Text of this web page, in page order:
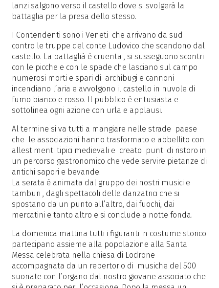
lanzi salgono verso il castello dove si svolgerà la
battaglia per la presa dello stesso.
I Contendenti sono i Veneti che arrivano da sud
contro le truppe del conte Ludovico che scendono dal
castello. La battaglià è cruenta , si susseguono scontri
con le picche e con le spade che lasciano sul campo
numerosi morti e spari di archibugi e cannoni
incendiano l’aria e avvolgono il castello in nuvole di
fumo bianco e rosso. Il pubblico è entusiasta e
sottolinea ogni azione con urla e applausi.
Al termine si va tutti a mangiare nelle strade paese
che le associazioni hanno trasformato e abbellito con
allestimenti tipici medievali e creato punti di ristoro in
un percorso gastronomico che vede servire pietanze di
antichi sapori e bevande.
La serata è animata dal gruppo dei nostri musici e
tamburi , dagli spettacoli delle danzatrici che si
spostano da un punto all’altro, dai fuochi, dai
mercatini e tanto altro e si conclude a notte fonda.
La domenica mattina tutti i figuranti in costume storico
partecipano assieme alla popolazione alla Santa
Messa celebrata nella chiesa di Lodrone
accompagnata da un repertorio di musiche del 500
suonate con l’organo dal nostro giovane associato che